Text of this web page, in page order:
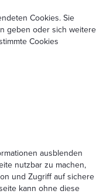
Cookies. Sie
geben oder sich weitere
Cookies
ausblenden
nutzbar zu machen,
und Zugriff auf sichere
kann ohne diese